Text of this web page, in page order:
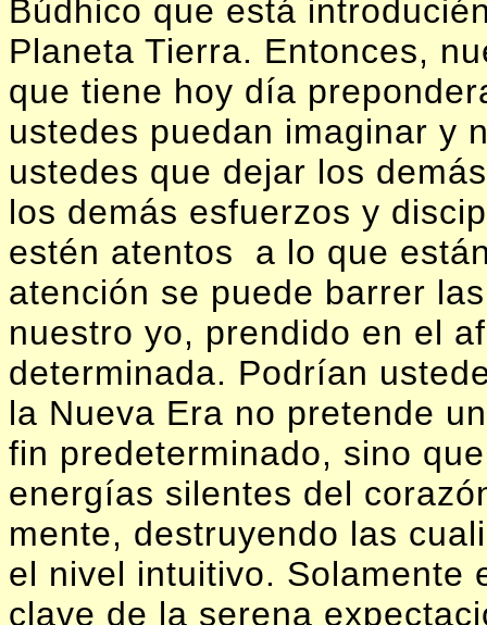
Búdhico que está
Planeta Tierra. Entonces,
que tiene hoy día
ustedes puedan imaginar y
ustedes que dejar los
los demás esfuerzos y
estén atentos
a lo que
atención se puede barrer
nuestro yo, prendido en el
determinada. Podrían
la Nueva Era no pretende
fin predeterminado, sino
energías silentes del
mente, destruyendo las
el nivel intuitivo. Solamente
clave de la serena